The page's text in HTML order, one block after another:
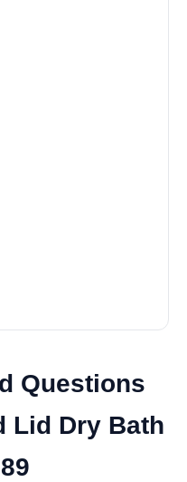
Questions
Lid Dry Bath